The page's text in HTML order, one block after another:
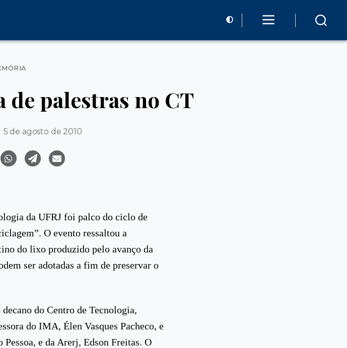
Categorias
de palestras no CT
5 de agosto de 2010
da UFRJ foi palco do ciclo de
O evento ressaltou a
do lixo produzido pelo avanço da
ser adotadas a fim de preservar o
do Centro de Tecnologia,
do IMA, Élen Vasques Pacheco, e
e da Arerj, Edson Freitas. O